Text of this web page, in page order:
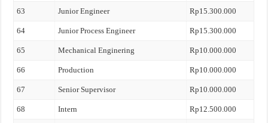
63 Junior Engineer Rp15.300.000
64 Junior Process Engineer Rp15.300.000
65 Mechanical Enginering Rp10.000.000
66 Production Rp10.000.000
67 Senior Supervisor Rp10.000.000
68 Intern Rp12.500.000